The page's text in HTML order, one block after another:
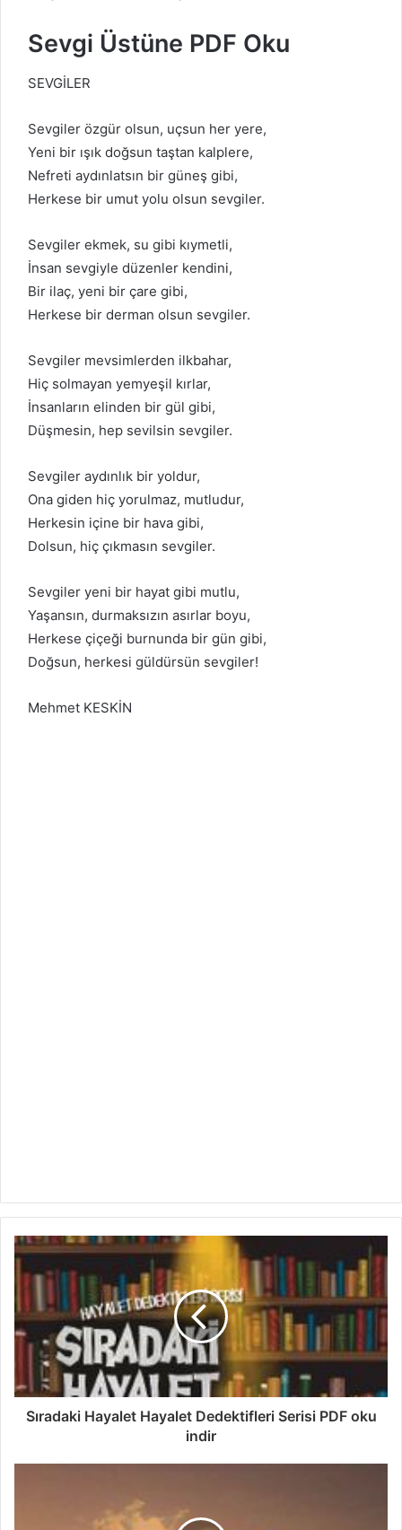
Sevgi Üstüne PDF Oku
SEVGİLER
Sevgiler özgür olsun, uçsun her yere,
Yeni bir ışık doğsun taştan kalplere,
Nefreti aydınlatsın bir güneş gibi,
Herkese bir umut yolu olsun sevgiler.
Sevgiler ekmek, su gibi kıymetli,
İnsan sevgiyle düzenler kendini,
Bir ilaç, yeni bir çare gibi,
Herkese bir derman olsun sevgiler.
Sevgiler mevsimlerden ilkbahar,
Hiç solmayan yemyeşil kırlar,
İnsanların elinden bir gül gibi,
Düşmesin, hep sevilsin sevgiler.
Sevgiler aydınlık bir yoldur,
Ona giden hiç yorulmaz, mutludur,
Herkesin içine bir hava gibi,
Dolsun, hiç çıkmasın sevgiler.
Sevgiler yeni bir hayat gibi mutlu,
Yaşansın, durmaksızın asırlar boyu,
Herkese çiçeği burnunda bir gün gibi,
Doğsun, herkesi güldürsün sevgiler!
Mehmet KESKİN
Sıradaki Hayalet Hayalet Dedektifleri Serisi PDF oku
indir